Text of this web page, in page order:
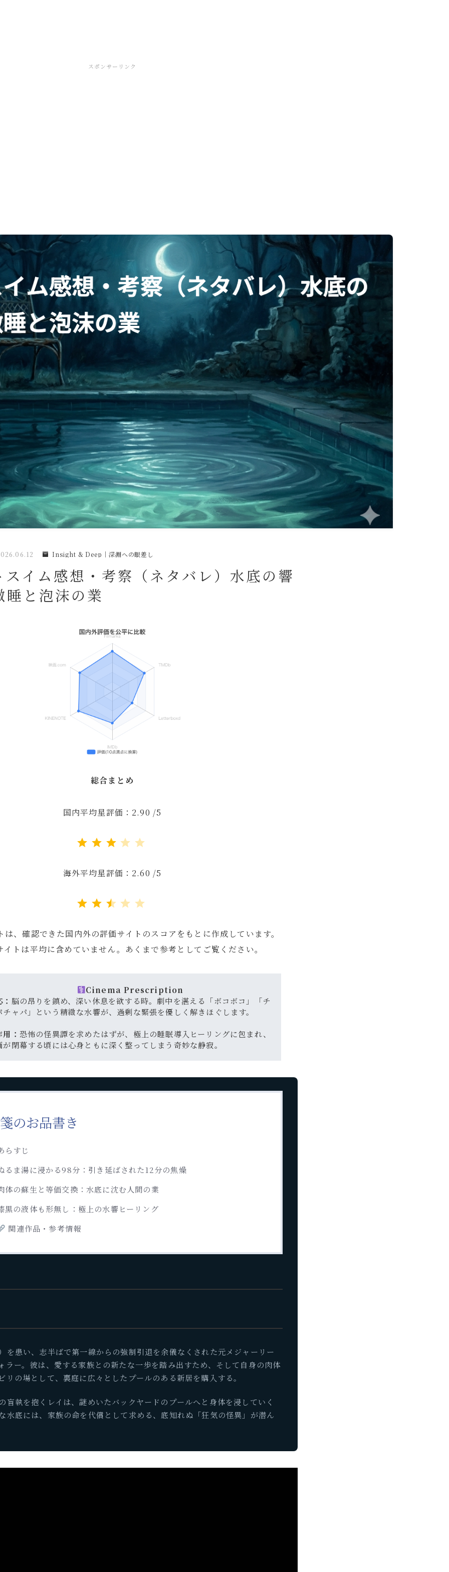
スポンサーリンク
Insight & Deep｜深淵への眼差し
スイム感想・考察（ネタバレ）水底の響
睡と泡沫の業
総合まとめ
国内平均星評価：2.90 /5
海外平均星評価：2.60 /5
、確認できた国内外の評価サイトのスコアをもとに作成しています。
イトは平均に含めていません。あくまで参考としてご覧ください。
Cinema Prescription
脳の昂りを鎮め、深い休息を欲する時。劇中を湛える「ボコボコ」「チ
チャパ」という精緻な水響が、過剰な緊張を優しく解きほぐします。
： 恐怖の怪異譚を求めたはずが、極上の睡眠導入ヒーリングに包まれ、
が閉幕する頃には心身ともに深く整ってしまう奇妙な静寂。
のお品書き
らすじ
るま湯に浸かる98分：引き延ばされた12分の焦燥
体の蘇生と等価交換：水底に沈む人間の業
黒の液体も形無し：極上の水響ヒーリング
関連作品・参考情報
を患い、志半ばで第一線からの強制引退を余儀なくされた元メジャーリー
ラー。彼は、愛する家族との新たな一歩を踏み出すため、そして自身の肉体
リの場として、裏庭に広々としたプールのある新居を購入する。
盲執を抱くレイは、謎めいたバックヤードのプールへと身体を浸していく
水底には、家族の命を代償として求める、底知れぬ「狂気の怪異」が潜ん